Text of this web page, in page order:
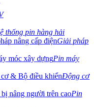
thống pin hàng hải
Giải pháp
Pin máy
Động cơ
Pin